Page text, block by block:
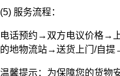
(5) 服务流程：
电话预约→双方电议价格→
的地物流站→送货上门/自提
温馨提示：为保障您的货物